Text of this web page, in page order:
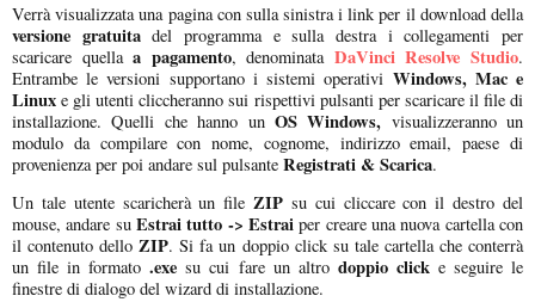
Verrà visualizzata una pagina con sulla sinistra i link per il download della
versione gratuitadel programma e sulla destra i collegamenti per
scaricare quellaa pagamento, denominata DaVinci Resolve Studio.
Entrambe le versioni supportano i sistemi operativi Windows, Mac e
Linux e gli utenti cliccheranno sui rispettivi pulsanti per scaricare il file di
installazione. Quelli che hanno un OS Windows, visualizzeranno un
modulo da compilare con nome, cognome, indirizzo email, paese di
provenienza per poi andare sul pulsante Registrati & Scarica.
Un tale utente scaricherà un file ZIP su cui cliccare con il destro del
mouse, andare su Estrai tutto -> Estrai per creare una nuova cartella con
il contenuto delloZIP. Si fa un doppio click su tale cartella che conterrà
un file in formato.exe su cui fare un altro doppio clicke seguire le
finestre di dialogo del wizard di installazione.